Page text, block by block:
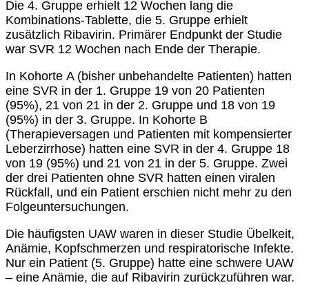
Die 4. Gruppe erhielt 12 Wochen lang die
Kombinations-Tablette, die 5. Gruppe erhielt
zusätzlich Ribavirin. Primärer Endpunkt der Studie
war SVR 12 Wochen nach Ende der Therapie.
In Kohorte A (bisher unbehandelte Patienten) hatten
eine SVR in der 1. Gruppe 19 von 20 Patienten
(95%), 21 von 21 in der 2. Gruppe und 18 von 19
(95%) in der 3. Gruppe. In Kohorte B
(Therapieversagen und Patienten mit kompensierter
Leberzirrhose) hatten eine SVR in der 4. Gruppe 18
von 19 (95%) und 21 von 21 in der 5. Gruppe. Zwei
der drei Patienten ohne SVR hatten einen viralen
Rückfall, und ein Patient erschien nicht mehr zu den
Folgeuntersuchungen.
Die häufigsten UAW waren in dieser Studie Übelkeit,
Anämie, Kopfschmerzen und respiratorische Infekte.
Nur ein Patient (5. Gruppe) hatte eine schwere UAW
– eine Anämie, die auf Ribavirin zurückzuführen war.